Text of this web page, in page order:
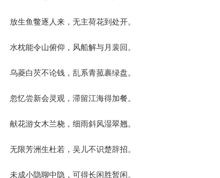
放生鱼鳖逐人来，无主荷花到处开。
水枕能令山俯仰，风船解与月裴回。
乌菱白芡不论钱，乱系青菰裹绿盘。
忽忆尝新会灵观，滞留江海得加餐。
献花游女木兰桡，细雨斜风湿翠翘。
无限芳洲生杜若，吴儿不识楚辞招。
未成小隐聊中隐，可得长闲胜暂闲。